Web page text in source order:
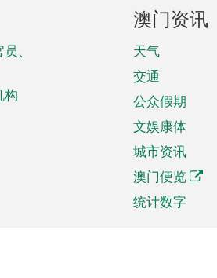
、
构
澳门资讯
天气
交通
公众假期
文娱康体
城市资讯
澳门便览
统计数字